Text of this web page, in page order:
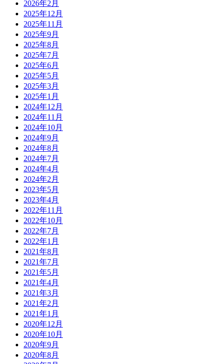
2026年2月
2025年12月
2025年11月
2025年9月
2025年8月
2025年7月
2025年6月
2025年5月
2025年3月
2025年1月
2024年12月
2024年11月
2024年10月
2024年9月
2024年8月
2024年7月
2024年4月
2024年2月
2023年5月
2023年4月
2022年11月
2022年10月
2022年7月
2022年1月
2021年8月
2021年7月
2021年5月
2021年4月
2021年3月
2021年2月
2021年1月
2020年12月
2020年10月
2020年9月
2020年8月